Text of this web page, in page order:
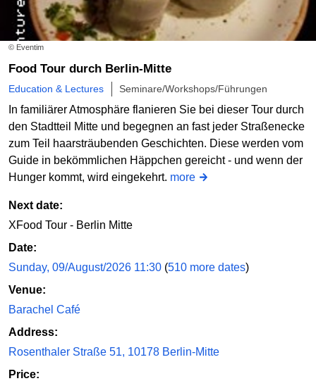
© Eventim
Food Tour durch Berlin-Mitte
Education & Lectures Seminare/Workshops/Führungen
In familiärer Atmosphäre flanieren Sie bei dieser Tour durch
den Stadtteil Mitte und begegnen an fast jeder Straßenecke
zum Teil haarsträubenden Geschichten. Diese werden vom
Guide in bekömmlichen Häppchen gereicht - und wenn der
Hunger kommt, wird eingekehrt. more
Next date:
XFood Tour - Berlin Mitte
Date:
Sunday, 09/August/2026 11:30 (510 more dates)
Venue:
Barachel Café
Address:
Rosenthaler Straße 51, 10178 Berlin-Mitte
Price: